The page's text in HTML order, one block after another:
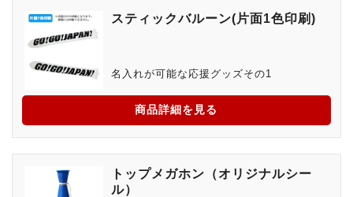
スティックバルーン(片面1色印刷)
名入れが可能な応援グッズその1
商品詳細を見る
トップメガホン（オリジナルシー
ル）